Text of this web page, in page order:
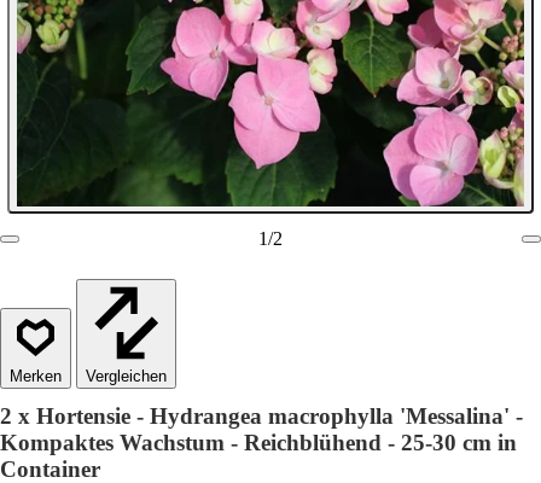
1/2
Vergleichen
2 x Hortensie - Hydrangea macrophylla 'Messalina' -
Kompaktes Wachstum - Reichblühend - 25-30 cm in
Container